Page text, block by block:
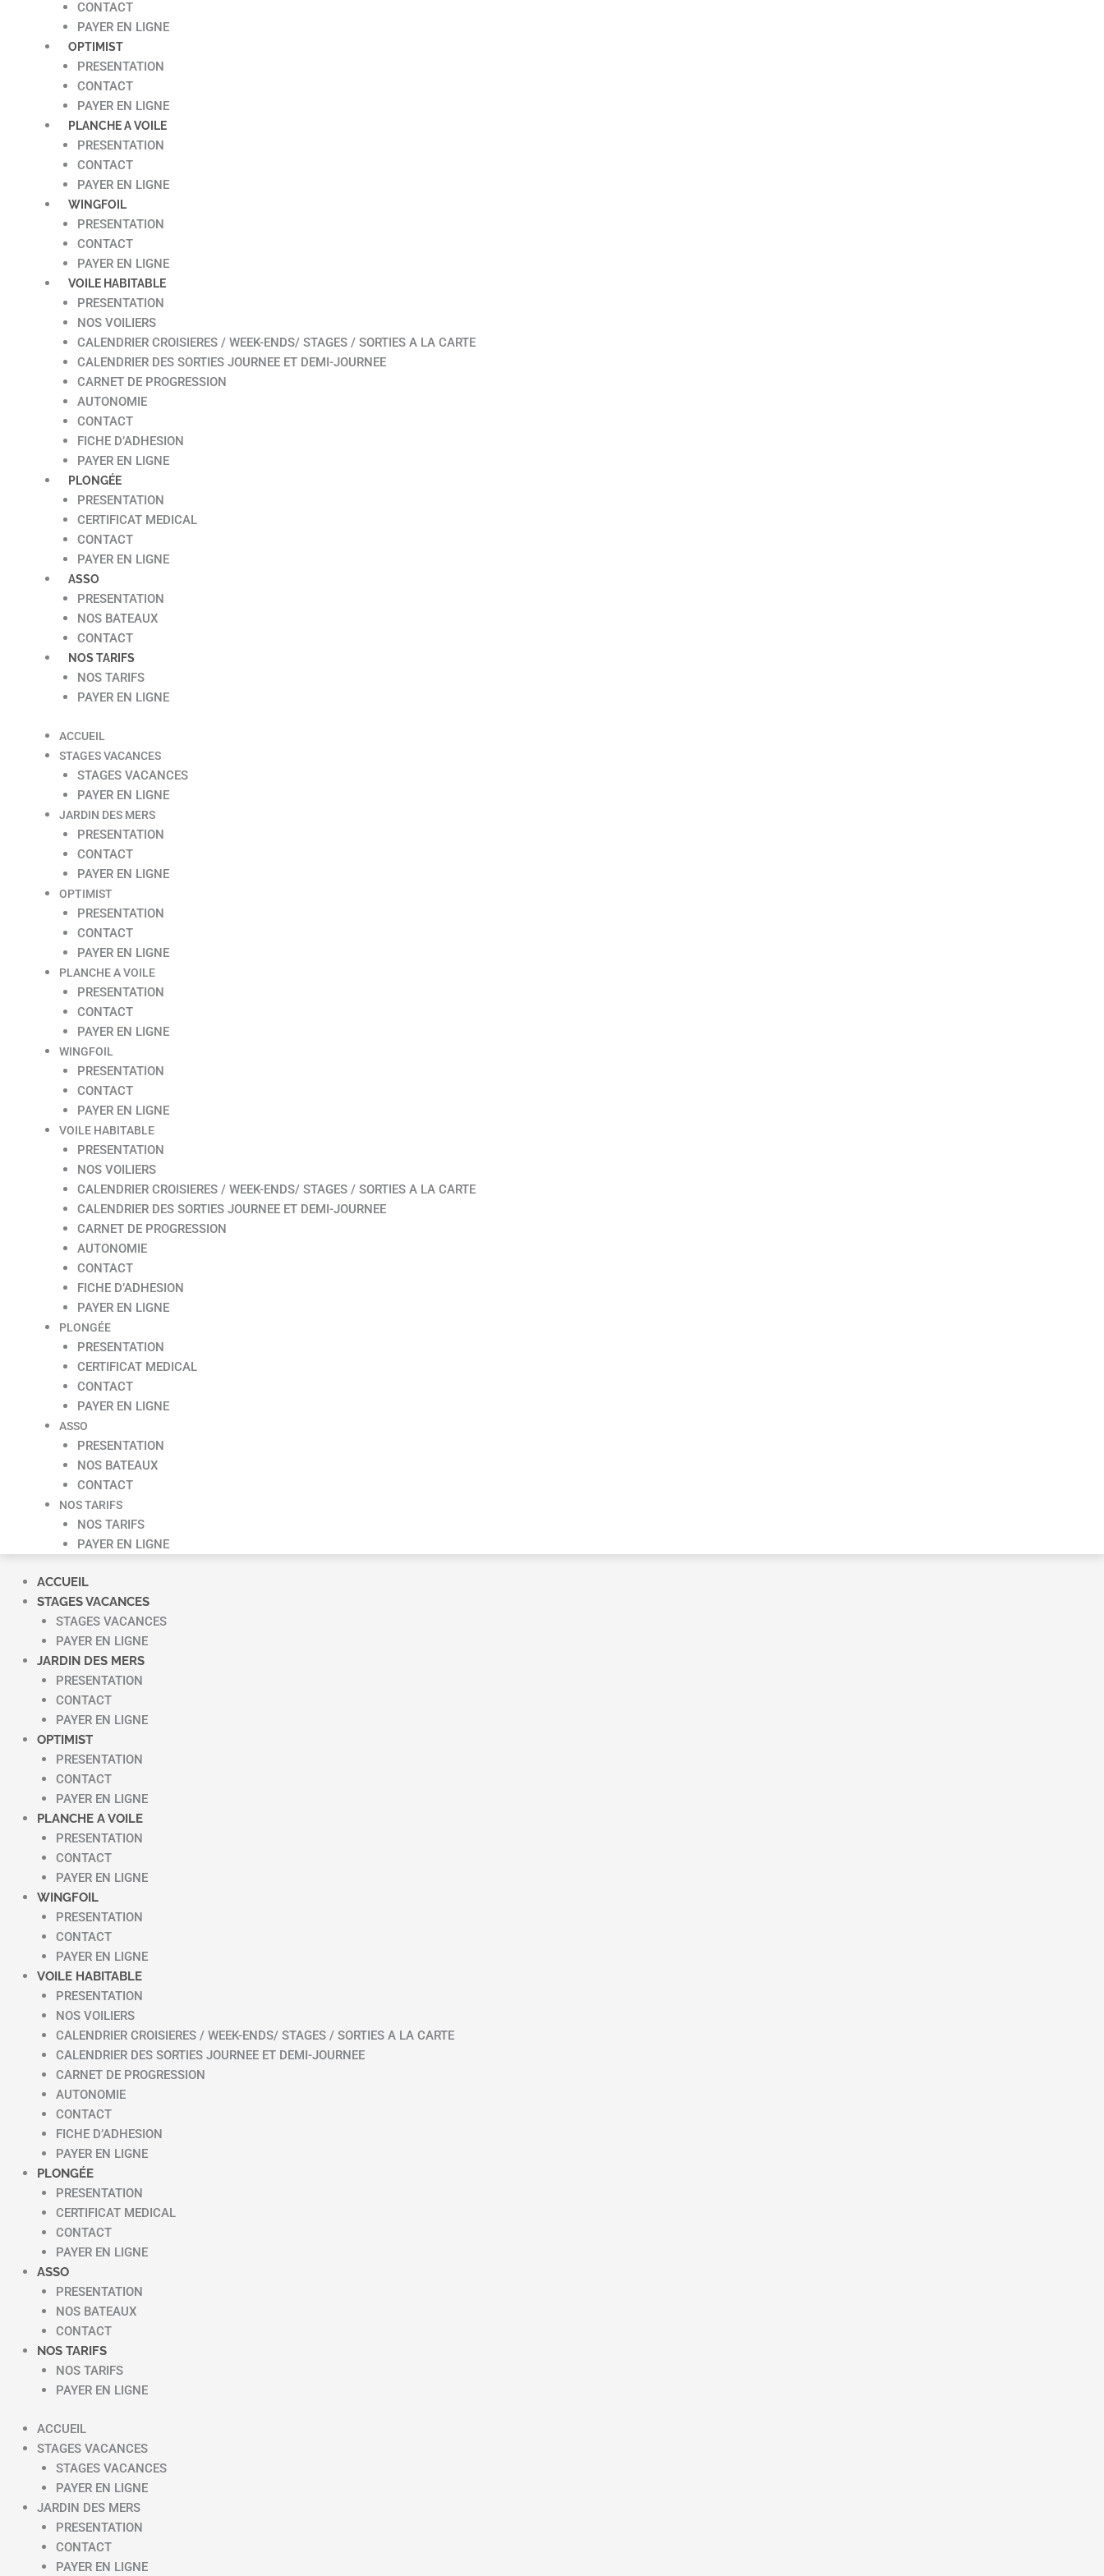
CONTACT
PAYER EN LIGNE
OPTIMIST
PRESENTATION
CONTACT
PAYER EN LIGNE
PLANCHE A VOILE
PRESENTATION
CONTACT
PAYER EN LIGNE
WINGFOIL
PRESENTATION
CONTACT
PAYER EN LIGNE
VOILE HABITABLE
PRESENTATION
NOS VOILIERS
CALENDRIER CROISIERES / WEEK-ENDS/ STAGES / SORTIES A LA CARTE
CALENDRIER DES SORTIES JOURNEE ET DEMI-JOURNEE
CARNET DE PROGRESSION
AUTONOMIE
CONTACT
FICHE D’ADHESION
PAYER EN LIGNE
PLONGÉE
PRESENTATION
CERTIFICAT MEDICAL
CONTACT
PAYER EN LIGNE
ASSO
PRESENTATION
NOS BATEAUX
CONTACT
NOS TARIFS
NOS TARIFS
PAYER EN LIGNE
ACCUEIL
STAGES VACANCES
STAGES VACANCES
PAYER EN LIGNE
JARDIN DES MERS
PRESENTATION
CONTACT
PAYER EN LIGNE
OPTIMIST
PRESENTATION
CONTACT
PAYER EN LIGNE
PLANCHE A VOILE
PRESENTATION
CONTACT
PAYER EN LIGNE
WINGFOIL
PRESENTATION
CONTACT
PAYER EN LIGNE
VOILE HABITABLE
PRESENTATION
NOS VOILIERS
CALENDRIER CROISIERES / WEEK-ENDS/ STAGES / SORTIES A LA CARTE
CALENDRIER DES SORTIES JOURNEE ET DEMI-JOURNEE
CARNET DE PROGRESSION
AUTONOMIE
CONTACT
FICHE D’ADHESION
PAYER EN LIGNE
PLONGÉE
PRESENTATION
CERTIFICAT MEDICAL
CONTACT
PAYER EN LIGNE
ASSO
PRESENTATION
NOS BATEAUX
CONTACT
NOS TARIFS
NOS TARIFS
PAYER EN LIGNE
ACCUEIL
STAGES VACANCES
STAGES VACANCES
PAYER EN LIGNE
JARDIN DES MERS
PRESENTATION
CONTACT
PAYER EN LIGNE
OPTIMIST
PRESENTATION
CONTACT
PAYER EN LIGNE
PLANCHE A VOILE
PRESENTATION
CONTACT
PAYER EN LIGNE
WINGFOIL
PRESENTATION
CONTACT
PAYER EN LIGNE
VOILE HABITABLE
PRESENTATION
NOS VOILIERS
CALENDRIER CROISIERES / WEEK-ENDS/ STAGES / SORTIES A LA CARTE
CALENDRIER DES SORTIES JOURNEE ET DEMI-JOURNEE
CARNET DE PROGRESSION
AUTONOMIE
CONTACT
FICHE D’ADHESION
PAYER EN LIGNE
PLONGÉE
PRESENTATION
CERTIFICAT MEDICAL
CONTACT
PAYER EN LIGNE
ASSO
PRESENTATION
NOS BATEAUX
CONTACT
NOS TARIFS
NOS TARIFS
PAYER EN LIGNE
ACCUEIL
STAGES VACANCES
STAGES VACANCES
PAYER EN LIGNE
JARDIN DES MERS
PRESENTATION
CONTACT
PAYER EN LIGNE